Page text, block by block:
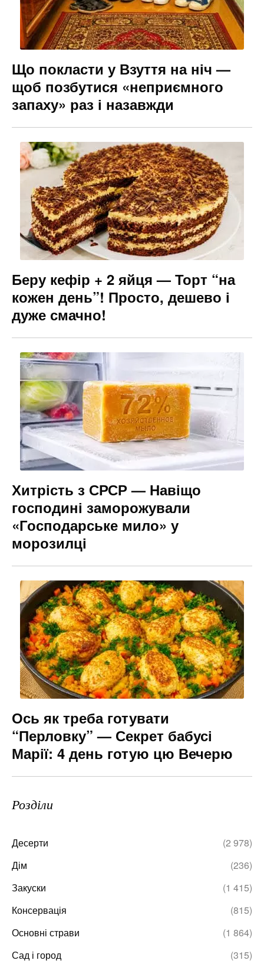
Що покласти у Взуття на ніч —
щоб позбутися «неприємного
запаху» раз і назавжди
Беру кефір + 2 яйця — Торт “на
кожен день”! Просто, дешево і
дуже смачно!
Хитрість з СРСР — Навіщо
господині заморожували
«Господарське мило» у
морозилці
Ось як треба готувати
“Перловку” — Секрет бабусі
Марії: 4 день готую цю Вечерю
Розділи
Десерти
(2 978)
Дім
(236)
Закуски
(1 415)
Консервація
(815)
Основні страви
(1 864)
Сад і город
(315)